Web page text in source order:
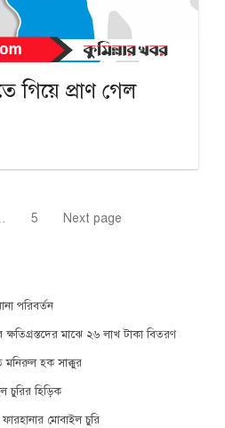
গিয়ে প্রাণ গেল
Page
5 Next page
পরিবর্তন
ক্ষতিগ্রস্তদের মাঝে ২৬ লাখ টাকা বিতরণ
মনিরুল হক সাক্কুর
চুরির হিড়িক
মোবাইল চুরি